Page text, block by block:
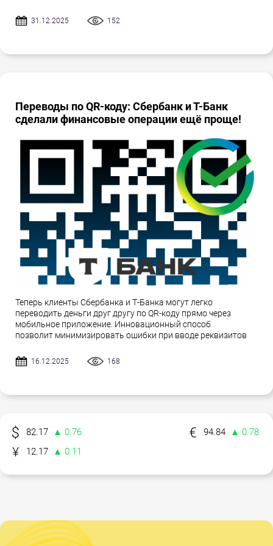
31.12.2025 152
Переводы по QR-коду: Сбербанк и Т-Банк
сделали финансовые операции ещё проще!
Теперь клиенты Сбербанка и Т-Банка могут легко
переводить деньги друг другу по QR-коду прямо через
мобильное приложение. Инновационный способ
позволит минимизировать ошибки при вводе реквизитов
16.12.2025 168
82.17 ▲ 0.76 94.84
▲ 0.78
12.17
▲ 0.11